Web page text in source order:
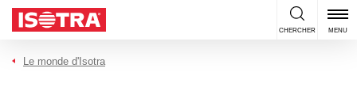
Passer au contenu
CHERCHER MENU
Le monde d'Isotra